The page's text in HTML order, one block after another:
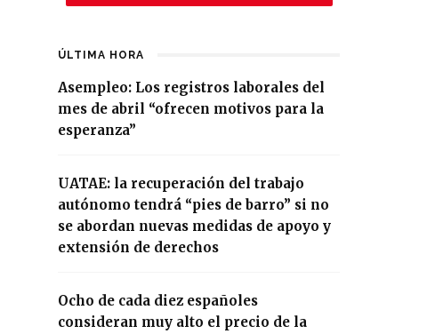
ÚLTIMA HORA
Asempleo: Los registros laborales del
mes de abril “ofrecen motivos para la
esperanza”
UATAE: la recuperación del trabajo
autónomo tendrá “pies de barro” si no
se abordan nuevas medidas de apoyo y
extensión de derechos
Ocho de cada diez españoles
consideran muy alto el precio de la